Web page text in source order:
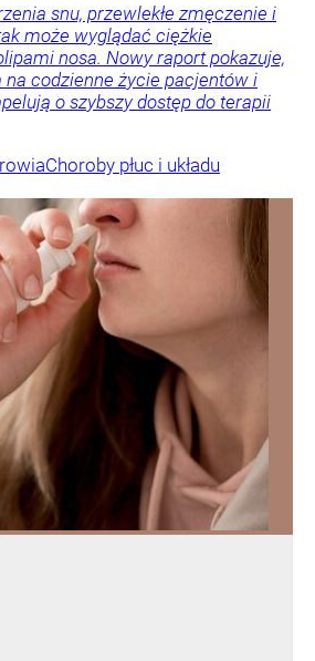
snu, przewlekłe zmęczenie i
może wyglądać ciężkie
nosa. Nowy raport pokazuje,
na codzienne życie pacjentów i
o szybszy dostęp do terapii
Choroby płuc i układu